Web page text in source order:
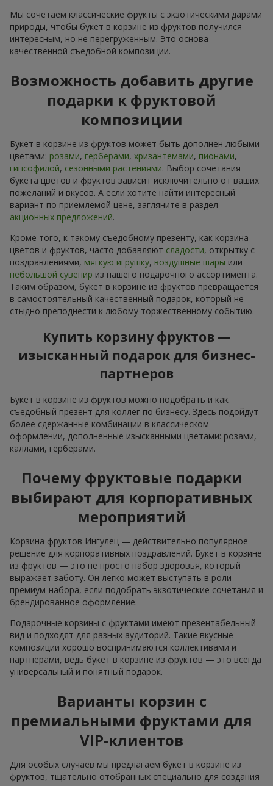
Мы сочетаем классические фрукты с экзотическими дарами
природы, чтобы букет в корзине из фруктов получился
интересным, но не перегруженным. Это основа
качественной съедобной композиции.
Возможность добавить другие
подарки к фруктовой
композиции
Букет в корзине из фруктов может быть дополнен любыми
цветами: розами, герберами, хризантемами, пионами,
гипсофилой, сезонными растениями. Выбор сочетания
букета цветов и фруктов зависит исключительно от ваших
пожеланий и вкусов. А если хотите найти интересный
вариант по приемлемой цене, загляните в раздел
акционных предложений.
Кроме того, к такому съедобному презенту, как корзина
цветов и фруктов, часто добавляют сладости, открытку с
поздравлениями, мягкую игрушку, воздушные шары или
небольшой сувенир из нашего подарочного ассортимента.
Таким образом, букет в корзине из фруктов превращается
в самостоятельный качественный подарок, который не
стыдно преподнести к любому торжественному событию.
Купить корзину фруктов —
изысканный подарок для бизнес-
партнеров
Букет в корзине из фруктов можно подобрать и как
съедобный презент для коллег по бизнесу. Здесь подойдут
более сдержанные комбинации в классическом
оформлении, дополненные изысканными цветами: розами,
каллами, герберами.
Почему фруктовые подарки
выбирают для корпоративных
мероприятий
Корзина фруктов Ингулец — действительно популярное
решение для корпоративных поздравлений. Букет в корзине
из фруктов — это не просто набор здоровья, который
выражает заботу. Он легко может выступать в роли
премиум-набора, если подобрать экзотические сочетания и
брендированное оформление.
Подарочные корзины с фруктами имеют презентабельный
вид и подходят для разных аудиторий. Такие вкусные
композиции хорошо воспринимаются коллективами и
партнерами, ведь букет в корзине из фруктов — это всегда
универсальный и понятный подарок.
Варианты корзин с
премиальными фруктами для
VIP-клиентов
Для особых случаев мы предлагаем букет в корзине из
фруктов, тщательно отобранных специально для создания